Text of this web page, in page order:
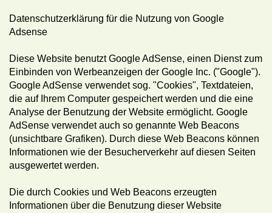
Datenschutzerklärung für die Nutzung von Google
Adsense
Diese Website benutzt Google AdSense, einen Dienst zum
Einbinden von Werbeanzeigen der Google Inc. ("Google").
Google AdSense verwendet sog. "Cookies", Textdateien,
die auf Ihrem Computer gespeichert werden und die eine
Analyse der Benutzung der Website ermöglicht. Google
AdSense verwendet auch so genannte Web Beacons
(unsichtbare Grafiken). Durch diese Web Beacons können
Informationen wie der Besucherverkehr auf diesen Seiten
ausgewertet werden.
Die durch Cookies und Web Beacons erzeugten
Informationen über die Benutzung dieser Website